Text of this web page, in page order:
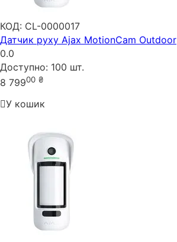
КОД: CL-0000017
Датчик руху Ajax MotionCam Outdoor
0.0
Доступно: 100 шт.
8 79900 ₴
У кошик